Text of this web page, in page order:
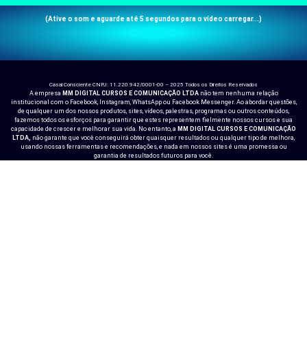
(Ative o som e aguarde até 5 segundos para o vídeo carregar...)
Casal Consciente CNPJ: 11.220.942/0001-00 – 2025 Todos os Direitos Reservados
A empresa MM DIGITAL CURSOS E COMUNICAÇÃO LTDAnão tem nenhuma relação
institucional com o Facebook, Instagram, WhatsApp ou Facebook Messenger. Ao abordar questões,
de qualquer um dos nossos produtos, sites, vídeos, palestras, programas ou outros conteúdos,
fazemos todos os esforços para garantir que estes representem fielmente nossos cursos e sua
capacidade de crescer e melhorar sua vida. No entanto, a MM DIGITAL CURSOS E COMUNICAÇÃO
LTDA, não garante que você conseguirá obter quaisquer resultados ou qualquer tipo de melhora,
usando nossas ferramentas e recomendações, e nada em nossos sites é uma promessa ou
garantia de resultados futuros para você.